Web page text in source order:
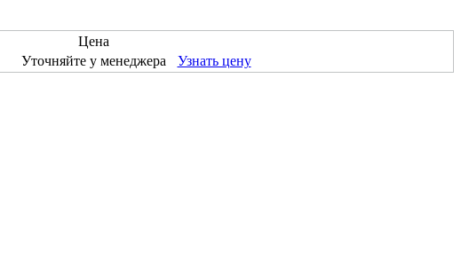
Цена
Уточняйте у менеджера Узнать цену